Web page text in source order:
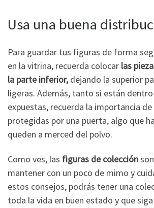
Usa una buena
Para guardar tus figuras de forma
en la vitrina, recuerda colocar las
la parte inferior,dejando la superior
ligeras. Además, tanto si están
expuestas, recuerda la importancia
protegidas por una puerta, algo que
queden a merced del polvo.
Como ves, las figuras de colección
mantener con un poco de mimo y
estos consejos, podrás tener una
toda la vida en buen estado y que